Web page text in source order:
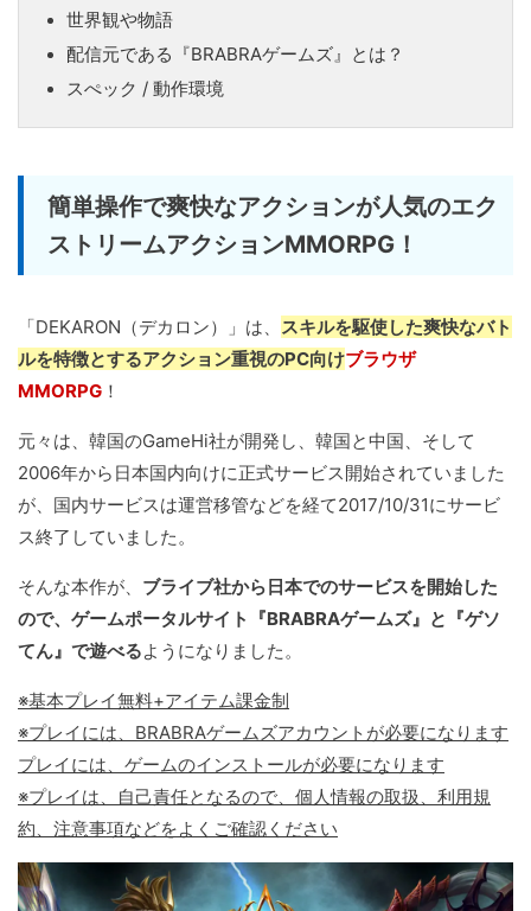
世界観や物語
配信元である『BRABRAゲームズ』とは？
スぺック / 動作環境
簡単操作で爽快なアクションが人気のエク
ストリームアクションMMORPG！
「DEKARON（デカロン）」は、 スキルを駆使した爽快なバト
ルを特徴とするアクション重視のPC向けブラウザ
MMORPG ！
元々は、韓国のGameHi社が開発し、韓国と中国、そして
2006年から日本国内向けに正式サービス開始されていました
が、国内サービスは運営移管などを経て2017/10/31にサービ
ス終了していました。
そんな本作が、 ブライブ社から日本でのサービスを開始した
ので、ゲームポータルサイト『BRABRAゲームズ』と『ゲソ
てん』で遊べるようになりました。
※基本プレイ無料+アイテム課金制
※プレイには、BRABRAゲームズアカウントが必要になります
プレイには、ゲームのインストールが必要になります
※プレイは、自己責任となるので、個人情報の取扱、利用規
約、注意事項などをよくご確認ください